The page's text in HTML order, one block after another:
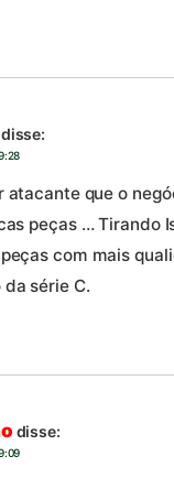
disse:
atacante que o
peças … Tirando
com mais
série C.
disse: